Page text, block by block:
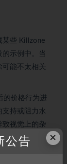
某些 Killzone
示例中。当
可能不太相关
的价格行为进
支持或阻力水
致视觉上的杂
场结构结合
×
公告